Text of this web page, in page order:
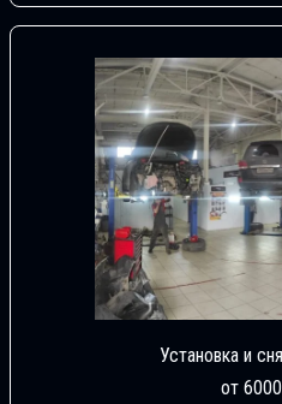
Установка и
от